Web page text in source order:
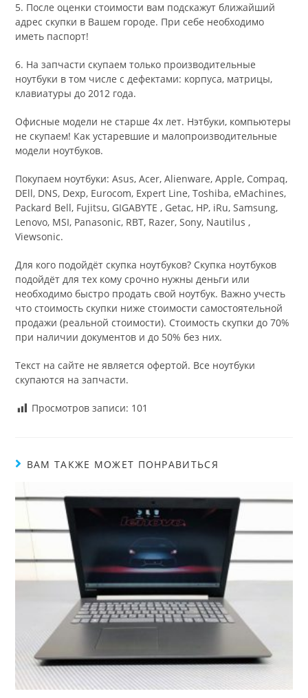
5. После оценки стоимости вам подскажут ближайший
адрес скупки в Вашем городе. При себе необходимо
иметь паспорт!
6. На запчасти скупаем только производительные
ноутбуки в том числе с дефектами: корпуса, матрицы,
клавиатуры до 2012 года.
Офисные модели не старше 4х лет. Нэтбуки, компьютеры
не скупаем! Как устаревшие и малопроизводительные
модели ноутбуков.
Покупаем ноутбуки: Asus, Acer, Alienware, Apple, Compaq,
DEll, DNS, Dexp, Eurocom, Expert Line, Toshiba, eMachines,
Packard Bell, Fujitsu, GIGABYTE , Getac, HP, iRu, Samsung,
Lenovo, MSI, Panasonic, RBT, Razer, Sony, Nautilus ,
Viewsonic.
Для кого подойдёт скупка ноутбуков? Скупка ноутбуков
подойдёт для тех кому срочно нужны деньги или
необходимо быстро продать свой ноутбук. Важно учесть
что стоимость скупки ниже стоимости самостоятельной
продажи (реальной стоимости). Стоимость скупки до 70%
при наличии документов и до 50% без них.
Текст на сайте не является офертой. Все ноутбуки
скупаются на запчасти.
Просмотров записи: 101
ВАМ ТАКЖЕ МОЖЕТ ПОНРАВИТЬСЯ